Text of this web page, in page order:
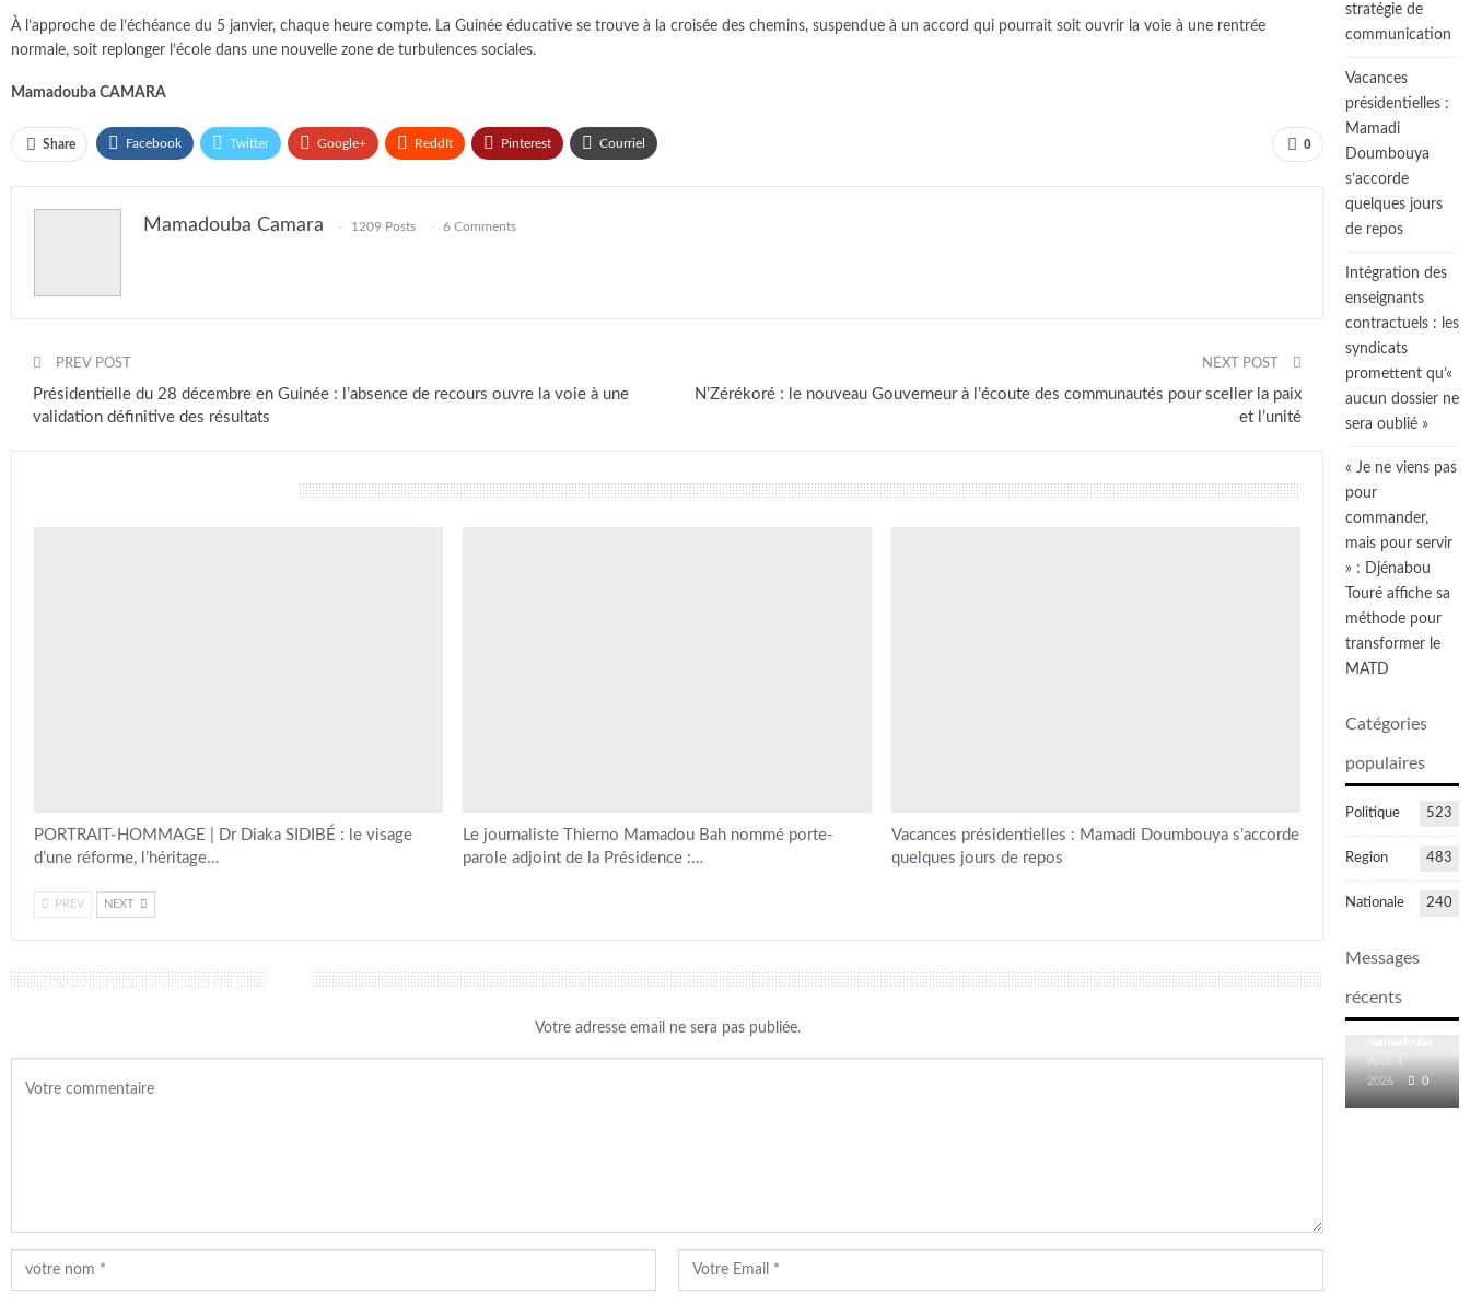
À l’approche de l’échéance du 5 janvier, chaque heure compte. La Guinée éducative se trouve à la croisée des chemins, suspendue à un accord qui pourrait soit ouvrir la voie à une rentrée
normale, soit replonger l’école dans une nouvelle zone de turbulences sociales.
Mamadouba CAMARA
0
Share Facebook Twitter Google+ ReddIt Pinterest Courriel
Mamadouba Camara 1209 Posts 6 Comments
PREV POST
Présidentielle du 28 décembre en Guinée : l’absence de recours ouvre la voie à une
validation définitive des résultats
NEXT POST
N’Zérékoré : le nouveau Gouverneur à l’écoute des communautés pour sceller la paix
et l’unité
PORTRAIT-HOMMAGE | Dr Diaka SIDIBÉ : le visage
d’une réforme, l’héritage…
Le journaliste Thierno Mamadou Bah nommé porte-
parole adjoint de la Présidence :…
Vacances présidentielles : Mamadi Doumbouya s’accorde
quelques jours de repos
PREV NEXT
LAISSER UN COMMENTAIRE
Votre adresse email ne sera pas publiée.
stratégie de
communication
Vacances
présidentielles :
Mamadi
Doumbouya
s’accorde
quelques jours
de repos
Intégration des
enseignants
contractuels : les
syndicats
promettent qu’«
aucun dossier ne
sera oublié »
« Je ne viens pas
pour
commander,
mais pour servir
» : Djénabou
Touré affiche sa
méthode pour
transformer le
MATD
Catégories
populaires
Politique 523
Region 483
Nationale 240
Messages
récents
| Dr Diaka
le visage
d’une…
Août 4,
2026
0